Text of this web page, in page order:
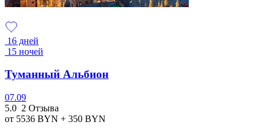
16 дней
15 ночей
Туманный Альбион
07.09
5.0 2 Отзыва
от 5536 BYN + 350 BYN